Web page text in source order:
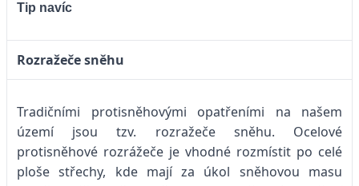
Tip navíc
Rozražeče sněhu
Tradičními protisněhovými opatřeními na našem
území jsou tzv. rozražeče sněhu. Ocelové
protisněhové rozrážeče je vhodné rozmístit po celé
ploše střechy, kde mají za úkol sněhovou masu